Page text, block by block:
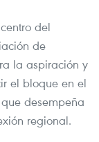
del
de
la aspiración y
el bloque en el
desempeña
regional.